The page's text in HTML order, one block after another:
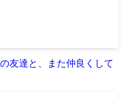
友達と、また仲良くして